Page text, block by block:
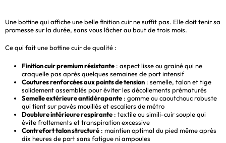
Une bottine qui affiche une belle finition cuir ne suffit pas. Elle doit tenir sa
promesse sur la durée, sans vous lâcher au bout de trois mois.
Ce qui fait une bottine cuir de qualité :
Finition cuir premium résistante: aspect lisse ou grainé qui ne
craquelle pas après quelques semaines de port intensif
Coutures renforcées aux points de tension: semelle, talon et tige
solidement assemblés pour éviter les décollements prématurés
Semelle extérieure antidérapante: gomme ou caoutchouc robuste
qui tient sur pavés mouillés et escaliers de métro
Doublure intérieure respirante: textile ou simili-cuir souple qui
évite frottements et transpiration excessive
Contrefort talon structuré: maintien optimal du pied même après
dix heures de port sans fatigue ni ampoules